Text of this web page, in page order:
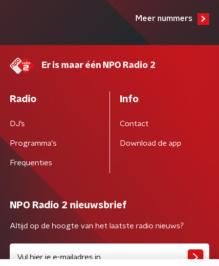
Meer nummers
Er is maar één NPO Radio 2
Radio
DJ’s
Programma's
Frequenties
Info
Contact
Download de app
NPO Radio 2 nieuwsbrief
Altijd op de hoogte van het laatste radio nieuws?